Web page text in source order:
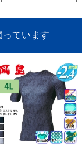
っています